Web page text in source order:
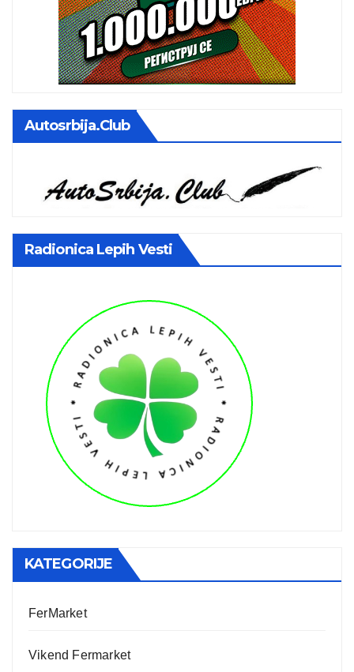
Autosrbija.club
Radionica Lepih Vesti
KATEGORIJE
FerMarket
Vikend Fermarket